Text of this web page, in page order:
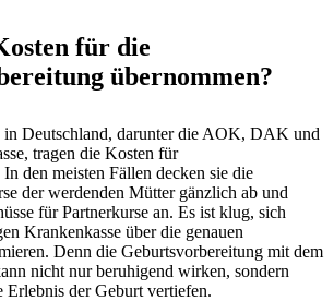
für die
übernommen?
in Deutschland, darunter die AOK, DAK und
tragen die Kosten für
den meisten Fällen decken sie die
der werdenden Mütter gänzlich ab und
für Partnerkurse an. Es ist klug, sich
Krankenkasse über die genauen
Denn die Geburtsvorbereitung mit dem
nicht nur beruhigend wirken, sondern
Erlebnis der Geburt vertiefen.